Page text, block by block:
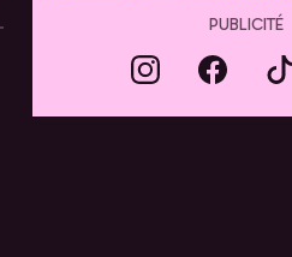
PUBLICITÉ